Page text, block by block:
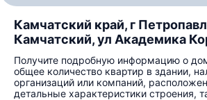
Камчатский край, г
Камчатский, ул Академика
Получите подробную информацию о
общее количество квартир в здании,
организаций или компаний,
детальные характеристики строения,